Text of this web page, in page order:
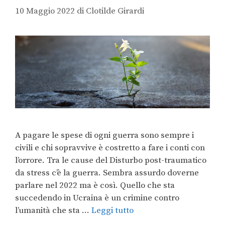
10 Maggio 2022 di Clotilde Girardi
A pagare le spese di ogni guerra sono sempre i
civili e chi sopravvive è costretto a fare i conti con
l’orrore. Tra le cause del Disturbo post-traumatico
da stress c’è la guerra. Sembra assurdo doverne
parlare nel 2022 ma è così. Quello che sta
succedendo in Ucraina è un crimine contro
l’umanità che sta … Leggi tutto